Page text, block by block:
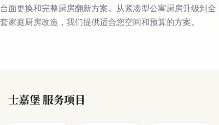
台面更换和完整厨房翻新方案。从紧凑型公寓厨房升级到全
套家庭厨房改造，我们提供适合您空间和预算的方案。
士嘉堡 服务项目